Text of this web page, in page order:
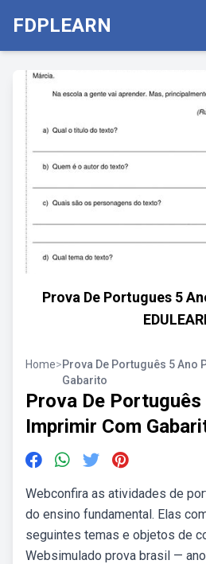
FDPLEARN
Prova De Portugues 5
Home>Prova De Português 5 Ano
Gabarito
Prova De
Imprimir Com
Webconfira as atividades de
do ensino fundamental. Elas
seguintes temas e objetos de
Websimulado prova brasil —